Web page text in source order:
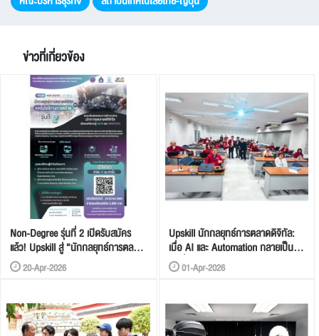
ข่าวที่เกี่ยวข้อง
Non-Degree รุ่นที่ 2 เปิดรับสมัคร
แล้ว! Upskill สู่ “นักกลยุทธ์การตลาด
ดิจิทัล & MarTech ตัวจริง”
20-Apr-2026
Upskill นักกลยุทธ์การตลาดดิจิทัล:
เมื่อ AI และ Automation กลายเป็น
“เครื่องมือคู่ใจ”
01-Apr-2026